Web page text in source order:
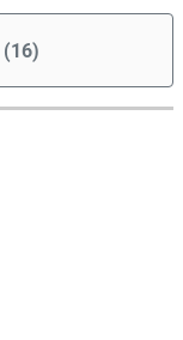
(16)